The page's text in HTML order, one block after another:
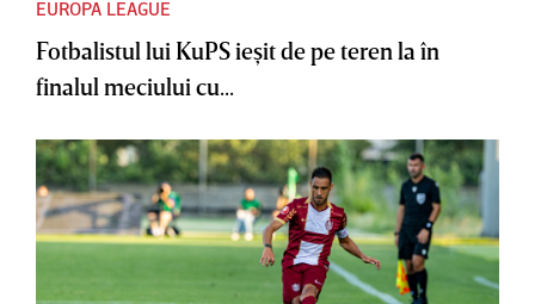
EUROPA LEAGUE
Fotbalistul lui KuPS ieşit de pe teren la în
finalul meciului cu...